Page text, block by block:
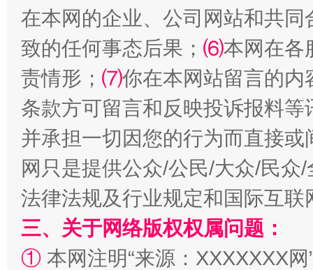
全民健身五年计划来了！等你上场
在本网的企业、公司网站和共
致的任何事态后果； ⑹本网在各
责情形； ⑺你在本网站留言的内
条款方可留言和反映投诉报料
并承担一切因您的行为而直接
网只是提供公众/公民/大众/民
法律法规及行业规定和国际互
三、关于网络版权权属问题：
① 本网注明“来源：XXXXXXX